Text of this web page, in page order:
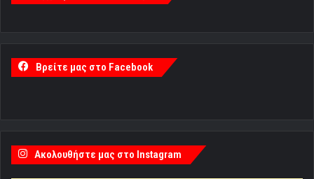
Βρείτε μας στο Facebook
Ακολουθήστε μας στο Instagram